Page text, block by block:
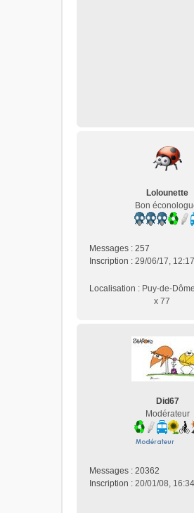
Lolounette
Bon
Messages : 257
Inscription : 29/06/17, 12:17
Localisation : Puy-de-
x 77
Did67
Modérateur
Messages : 20362
Inscription : 20/01/08, 16:34